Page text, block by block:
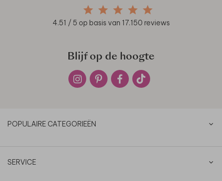
4.51 / 5 op basis van 17.150 reviews
Blijf op de hoogte
POPULAIRE CATEGORIEËN
SERVICE